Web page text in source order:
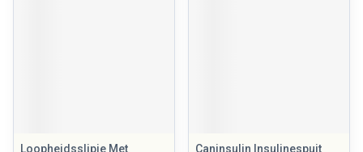
Loopheidsslipje Met
Caninsulin Insulinespuit